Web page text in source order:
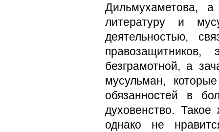
Дильмухаметова,
литературу и
деятельностью,
безграмотной, а
мусульман,
обязанностей в
духовенство.
однако не